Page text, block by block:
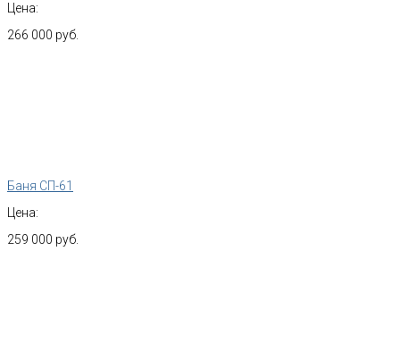
Цена:
266 000 руб.
Баня СП-61
Цена:
259 000 руб.